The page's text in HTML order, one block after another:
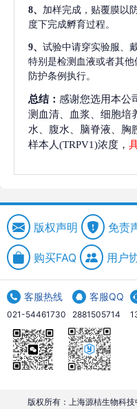
8、 加样完成，贴覆膜以
度下完成孵育过程。
9、 试验中请穿实验服、
特别是检测血液或者其
防护条例执行。
总结： 感谢您选用本公
测血清、血浆、细胞培
水、腹水、脑脊液、胸
样本人(TRPV1)浓度，
版权声明 免责
购买FAQ 用户
客服热线
021-54461730
客服QQ
2881505714
版权所有：上海源桔生物科技